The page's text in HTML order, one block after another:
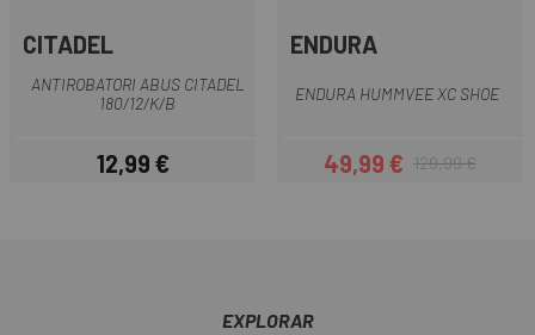
CITADEL
ANTIROBATORI ABUS CITADEL
180/12/K/B
Preu
12,99 €
ENDURA
ENDURA HUMMVEE XC SHOE
Preu
49,99 €Preu regular
129,99 €
EXPLORAR